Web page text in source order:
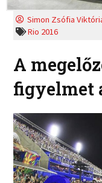
Simon Zsófia
Rio 2016
A
figyelmet